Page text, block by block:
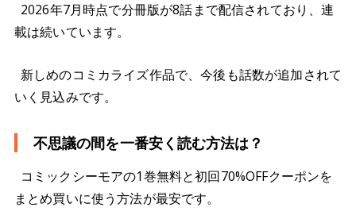
2026年7月時点で分冊版が8話まで配信されており、連
載は続いています。
新しめのコミカライズ作品で、今後も話数が追加されて
いく見込みです。
不思議の間を一番安く読む方法は？
コミックシーモアの1巻無料と初回70%OFFクーポンを
まとめ買いに使う方法が最安です。